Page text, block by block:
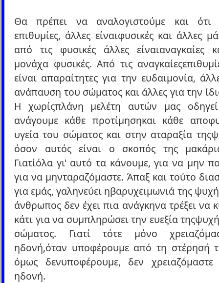
Θα πρέπει να αναλογιστούμε και ότι
επιθυμίες, άλλες είναιφυσικές και άλλες
από τις φυσικές άλλες είναιαναγκαίες
μονάχα φυσικές. Από τις
είναι απαραίτητες για την ευδαιμονία,
ανάπαυση του σώματος και άλλες για την
Η χωρίςπλάνη μελέτη αυτών μας
ανάγουμε κάθε προτίμησηκαι κάθε
υγεία του σώματος και στην αταραξία
όσον αυτός είναι ο σκοπός της
Γιατίόλα γι' αυτό τα κάνουμε, για να μην
για να μηνταραζόμαστε. Άπαξ και τούτο
για εμάς, γαληνεύει ηβαρυχειμωνιά της
άνθρωπος δεν έχει πια ανάγκηνα τρέξει να
κάτι για να συμπληρώσει την ευεξία
σώματος. Γιατί τότε μόνο
ηδονή,όταν υποφέρουμε από τη στέρησή
όμως δενυποφέρουμε, δεν
ηδονή.